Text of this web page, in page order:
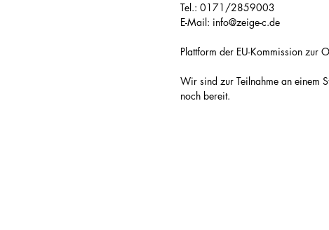
Tel.: 0171/2859003
E-Mail: info@zeige-c.de
Plattform der EU-Kommission zur
Wir sind zur Teilnahme an einem
noch bereit.